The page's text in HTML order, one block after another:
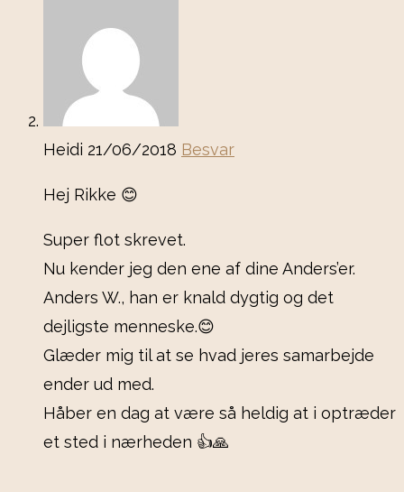
Heidi 21/06/2018 Besvar
Hej Rikke 😊
Super flot skrevet.
Nu kender jeg den ene af dine Anders’er.
Anders W., han er knald dygtig og det
dejligste menneske.😊
Glæder mig til at se hvad jeres samarbejde
ender ud med.
Håber en dag at være så heldig at i optræder
et sted i nærheden 👍🙏